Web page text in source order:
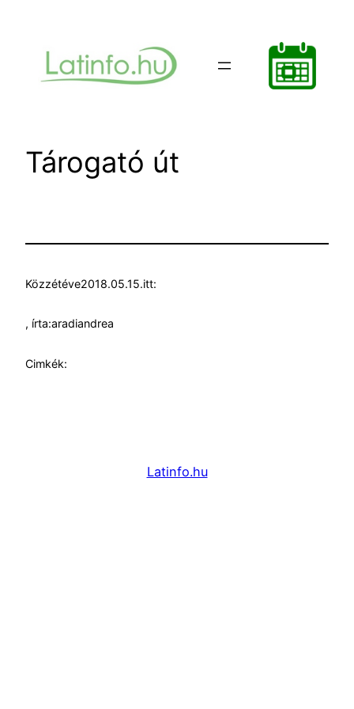
tartalomhoz
Tárogató út
Közzétéve2018.05.15.itt:
, írta:aradiandrea
Cimkék:
Latinfo.hu